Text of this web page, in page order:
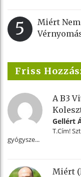
5
Miért
Friss
A B3
Gellért
T.Cím!
gyógysze...
Miért